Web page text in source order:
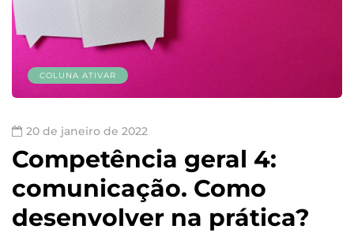
COLUNA ATIVAR
20 de janeiro de 2022
Competência geral 4:
comunicação. Como
desenvolver na prática?